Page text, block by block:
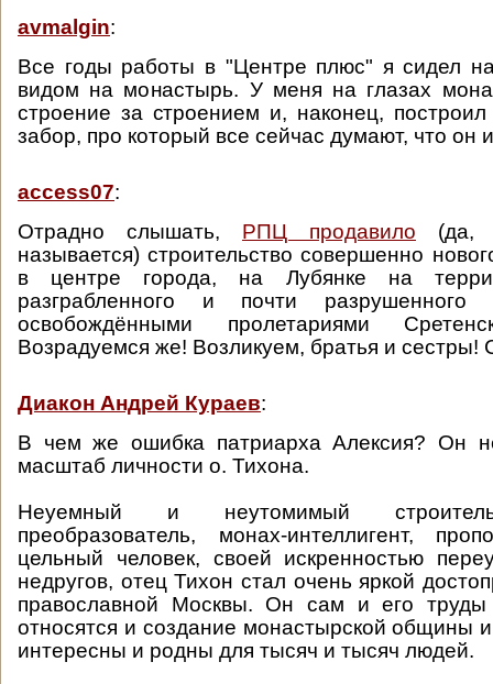
avmalgin:
Все годы работы в "Центре плюс" я сидел
видом на монастырь. У меня на глазах
строение за строением и, наконец, построил
забор, про который все сейчас думают, что он
access07:
Отрадно слышать, РПЦ продавило (да,
называется) строительство совершенно
в центре города, на Лубянке на
разграбленного и почти разрушенного
освобождёнными пролетариями
Возрадуемся же! Возликуем, братья и
Диакон Андрей Кураев:
В чем же ошибка патриарха Алексия? Он
масштаб личности о. Тихона.
Неуемный и неутомимый
преобразователь, монах-интеллигент,
цельный человек, своей искренностью
недругов, отец Тихон стал очень яркой
православной Москвы. Он сам и его труды
относятся и создание монастырской общины
интересны и родны для тысяч и тысяч людей.